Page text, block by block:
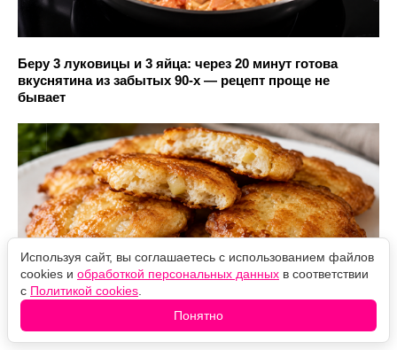
Беру 3 луковицы и 3 яйца: через 20 минут готова
вкуснятина из забытых 90-х — рецепт проще не
бывает
Используя сайт, вы соглашаетесь с использованием файлов
cookies и обработкой персональных данных в соответствии
с Политикой cookies
Понятно